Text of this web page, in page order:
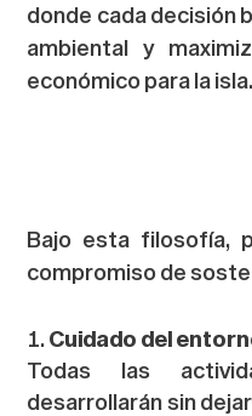
donde cada decisión
ambiental y
económico para la isla.
Bajo esta filosofía,
compromiso de
Cuidado del
Todas las
desarrollarán sin